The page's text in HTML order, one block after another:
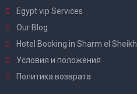
Egypt vip Services
Our Blog
Hotel Booking in Sharm el Sheikh
Условия и положения
Политика возврата